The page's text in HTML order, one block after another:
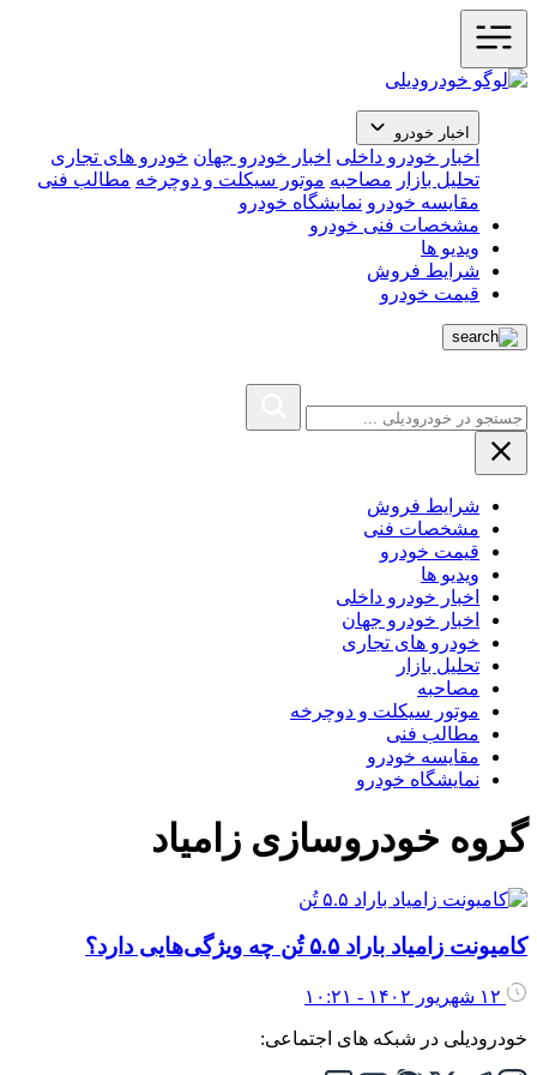
اخبار خودرو
اخبار خودرو داخلی اخبار خودرو جهان خودرو های تجاری
تحلیل بازار مصاحبه موتور سیکلت و دوچرخه مطالب فنی
مقایسه خودرو نمایشگاه خودرو
مشخصات فنی خودرو
ویدیو ها
شرایط فروش
قیمت خودرو
شرایط فروش
مشخصات فنی
قیمت خودرو
ویدیو ها
اخبار خودرو داخلی
اخبار خودرو جهان
خودرو های تجاری
تحلیل بازار
مصاحبه
موتور سیکلت و دوچرخه
مطالب فنی
مقایسه خودرو
نمایشگاه خودرو
گروه خودروسازی زامیاد
کامیونت زامیاد باراد ۵.۵ تُن چه ویژگی‌هایی دارد؟
خودرودیلی در شبکه های اجتماعی: